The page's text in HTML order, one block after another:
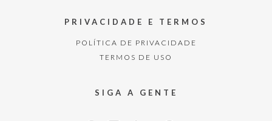
PRIVACIDADE E TERMOS
POLÍTICA DE PRIVACIDADE
TERMOS DE USO
SIGA A GENTE